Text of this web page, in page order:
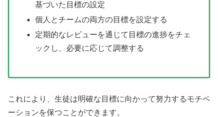
基づいた目標の設定
個人とチームの両方の目標を設定する
定期的なレビューを通じて目標の進捗をチェ
ックし、必要に応じて調整する
これにより、生徒は明確な目標に向かって努力するモチベ
ーションを保つことができます。